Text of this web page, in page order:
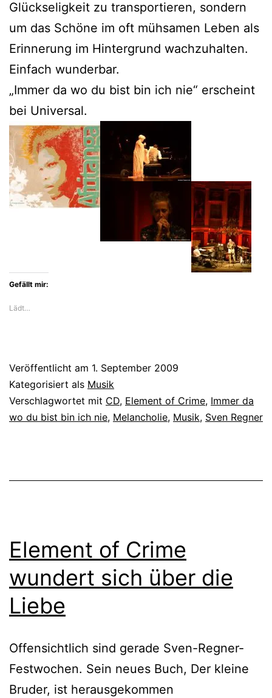
Glückseligkeit zu transportieren, sondern
um das Schöne im oft mühsamen Leben als
Erinnerung im Hintergrund wachzuhalten.
Einfach wunderbar.
„Immer da wo du bist bin ich nie“ erscheint
bei Universal.
Gefällt mir:
Lädt…
Veröffentlicht am 1. September 2009
Kategorisiert als Musik
Verschlagwortet mit CD, Element of Crime, Immer da
wo du bist bin ich nie, Melancholie, Musik, Sven Regner
Element of Crime
wundert sich über die
Liebe
Offensichtlich sind gerade Sven-Regner-
Festwochen. Sein neues Buch, Der kleine
Bruder, ist herausgekommen